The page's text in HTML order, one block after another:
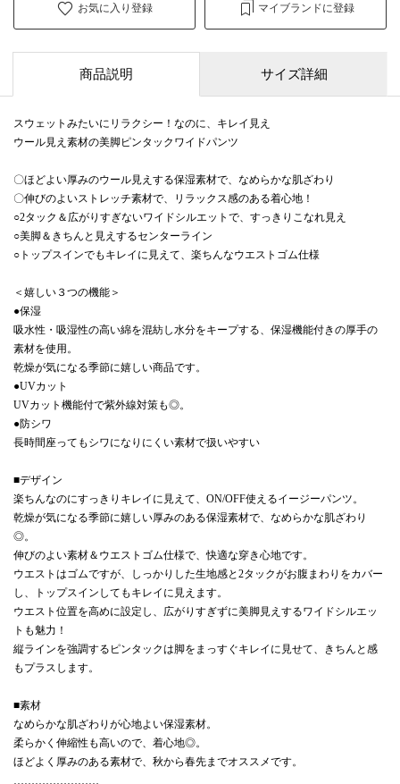
お気に入り登録 マイブランドに登録
商品説明 サイズ詳細
スウェットみたいにリラクシー！なのに、キレイ見え
ウール見え素材の美脚ピンタックワイドパンツ
〇ほどよい厚みのウール見えする保湿素材で、なめらかな肌ざわり
〇伸びのよいストレッチ素材で、リラックス感のある着心地！
○2タック＆広がりすぎないワイドシルエットで、すっきりこなれ見え
○美脚＆きちんと見えするセンターライン
○トップスインでもキレイに見えて、楽ちんなウエストゴム仕様
＜嬉しい３つの機能＞
●保湿
吸水性・吸湿性の高い綿を混紡し水分をキープする、保湿機能付きの厚手の
素材を使用。
乾燥が気になる季節に嬉しい商品です。
●UVカット
UVカット機能付で紫外線対策も◎。
●防シワ
長時間座ってもシワになりにくい素材で扱いやすい
■デザイン
楽ちんなのにすっきりキレイに見えて、ON/OFF使えるイージーパンツ。
乾燥が気になる季節に嬉しい厚みのある保湿素材で、なめらかな肌ざわり
◎。
伸びのよい素材＆ウエストゴム仕様で、快適な穿き心地です。
ウエストはゴムですが、しっかりした生地感と2タックがお腹まわりをカバー
し、トップスインしてもキレイに見えます。
ウエスト位置を高めに設定し、広がりすぎずに美脚見えするワイドシルエッ
トも魅力！
縦ラインを強調するピンタックは脚をまっすぐキレイに見せて、きちんと感
もプラスします。
■素材
なめらかな肌ざわりが心地よい保湿素材。
柔らかく伸縮性も高いので、着心地◎。
ほどよく厚みのある素材で、秋から春先までオススメです。